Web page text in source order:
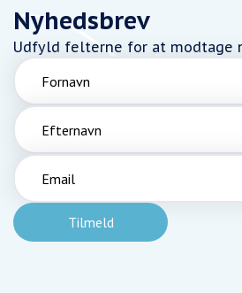
Nyhedsbrev
Udfyld felterne for at modtage
Fornavn
Efternavn
Email